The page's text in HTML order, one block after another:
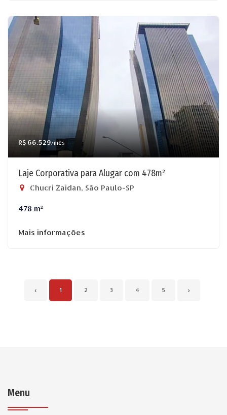
R$ 66.529/mês
Laje Corporativa para Alugar com 478m²
Chucri Zaidan, São Paulo-SP
478 m²
Mais informações
‹ 1 2 3 4 5 ›
Menu